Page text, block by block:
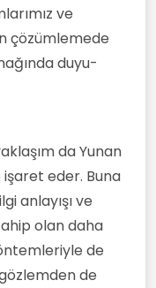
ve
çözümlemede
duyu-
da Yunan
eder. Buna
anlayışı ve
olan daha
de
de